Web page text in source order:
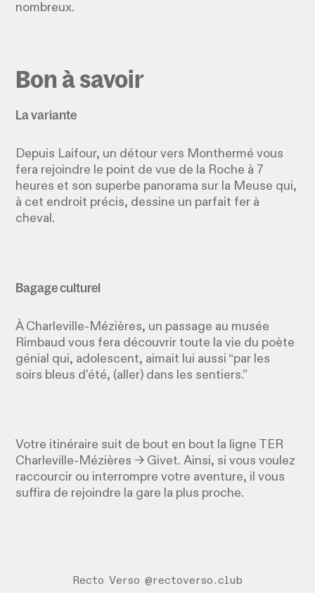
nombreux.
Bon à savoir
La variante
Depuis Laifour, un détour vers Monthermé vous
fera rejoindre le point de vue de la Roche à 7
heures et son superbe panorama sur la Meuse qui,
à cet endroit précis, dessine un parfait fer à
cheval.
Bagage culturel
À Charleville-Mézières, un passage au musée
Rimbaud vous fera découvrir toute la vie du poète
génial qui, adolescent, aimait lui aussi “par les
soirs bleus d'été, (aller) dans les sentiers.”
Votre itinéraire suit de bout en bout la ligne TER
Charleville-Mézières → Givet. Ainsi, si vous voulez
raccourcir ou interrompre votre aventure, il vous
suffira de rejoindre la gare la plus proche.
Recto Verso @rectoverso.club